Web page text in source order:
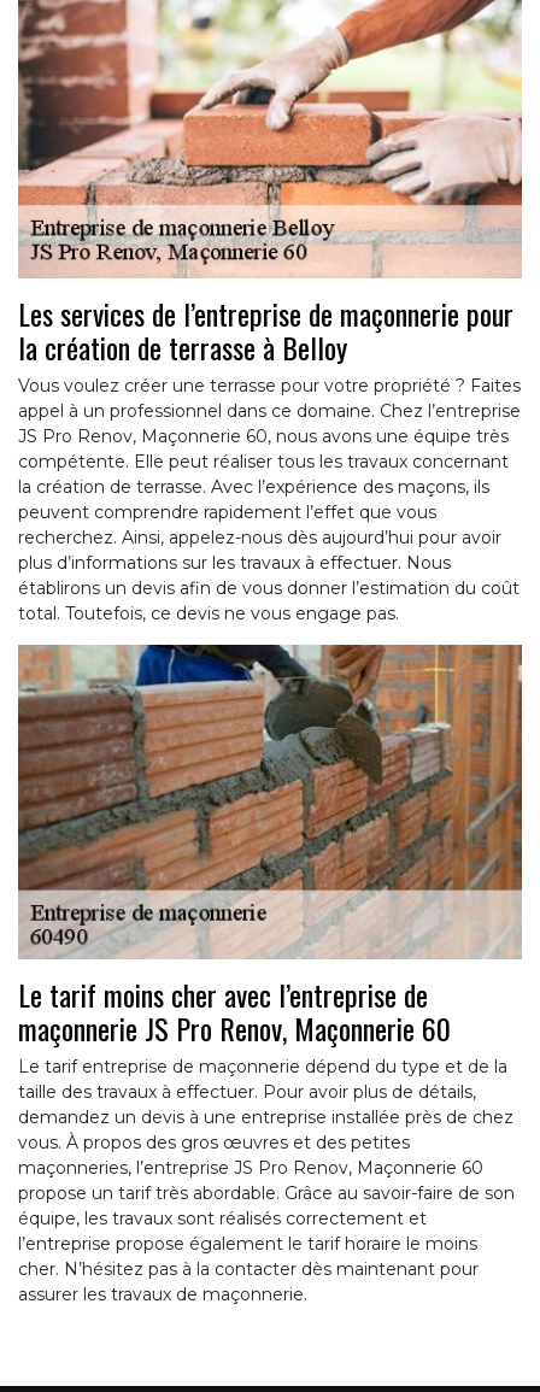
Les services de l’entreprise de maçonnerie pour
la création de terrasse à Belloy
Vous voulez créer une terrasse pour votre propriété ? Faites
appel à un professionnel dans ce domaine. Chez l’entreprise
JS Pro Renov, Maçonnerie 60, nous avons une équipe très
compétente. Elle peut réaliser tous les travaux concernant
la création de terrasse. Avec l’expérience des maçons, ils
peuvent comprendre rapidement l’effet que vous
recherchez. Ainsi, appelez-nous dès aujourd’hui pour avoir
plus d’informations sur les travaux à effectuer. Nous
établirons un devis afin de vous donner l’estimation du coût
total. Toutefois, ce devis ne vous engage pas.
Le tarif moins cher avec l’entreprise de
maçonnerie JS Pro Renov, Maçonnerie 60
Le tarif entreprise de maçonnerie dépend du type et de la
taille des travaux à effectuer. Pour avoir plus de détails,
demandez un devis à une entreprise installée près de chez
vous. À propos des gros œuvres et des petites
maçonneries, l’entreprise JS Pro Renov, Maçonnerie 60
propose un tarif très abordable. Grâce au savoir-faire de son
équipe, les travaux sont réalisés correctement et
l’entreprise propose également le tarif horaire le moins
cher. N’hésitez pas à la contacter dès maintenant pour
assurer les travaux de maçonnerie.